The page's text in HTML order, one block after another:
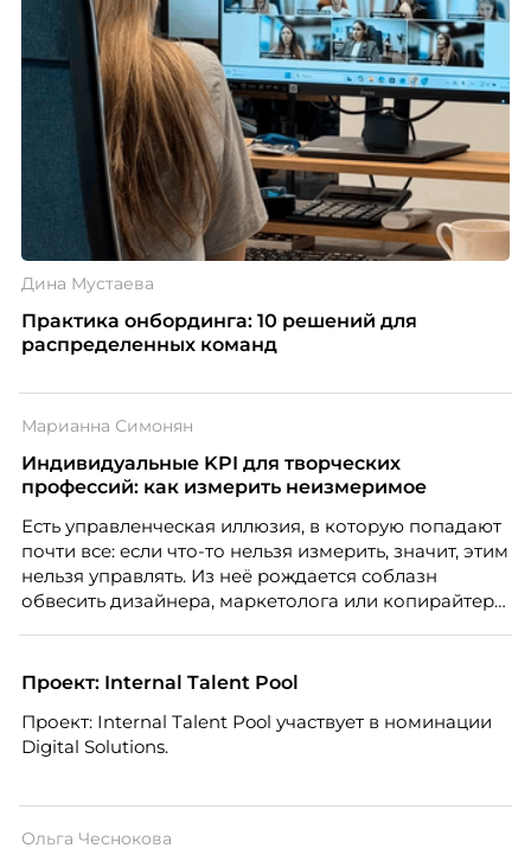
Дина Мустаева
Практика онбординга: 10 решений для
распределенных команд
Марианна Симонян
Индивидуальные KPI для творческих
профессий: как измерить неизмеримое
Есть управленческая иллюзия, в которую попадают
почти все: если что-то нельзя измерить, значит, этим
нельзя управлять. Из неё рождается соблазн
обвесить дизайнера, маркетолога или копирайтера
Проблема в том, что так мы измеряем не ценность,
а движение. А творческая работа — это тот редкий
случай, где движение и результат могут не
совпадать вовсе.
Проект: Internal Talent Pool
Проект: Internal Talent Pool участвует в номинации
Digital Solutions.
Ольга Чеснокова